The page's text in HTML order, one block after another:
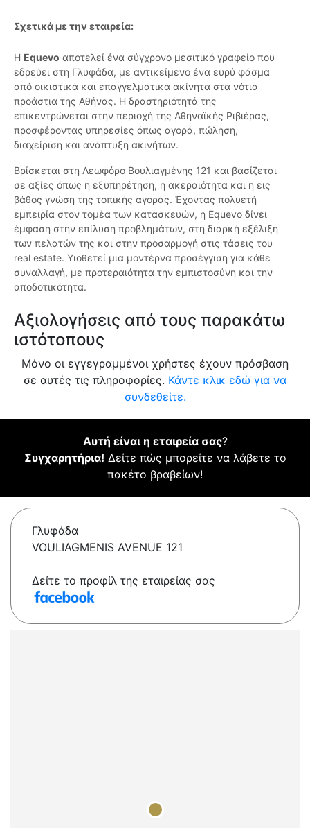
Σχετικά με την εταιρεία:
Η Εquevo αποτελεί ένα σύγχρονο μεσιτικό γραφείο που
εδρεύει στη Γλυφάδα, με αντικείμενο ένα ευρύ φάσμα
από οικιστικά και επαγγελματικά ακίνητα στα νότια
προάστια της Αθήνας. Η δραστηριότητά της
επικεντρώνεται στην περιοχή της Αθηναϊκής Ριβιέρας,
προσφέροντας υπηρεσίες όπως αγορά, πώληση,
διαχείριση και ανάπτυξη ακινήτων.
Βρίσκεται στη Λεωφόρο Βουλιαγμένης 121 και βασίζεται
σε αξίες όπως η εξυπηρέτηση, η ακεραιότητα και η εις
βάθος γνώση της τοπικής αγοράς. Έχοντας πολυετή
εμπειρία στον τομέα των κατασκευών, η Equevo δίνει
έμφαση στην επίλυση προβλημάτων, στη διαρκή εξέλιξη
των πελατών της και στην προσαρμογή στις τάσεις του
real estate. Υιοθετεί μια μοντέρνα προσέγγιση για κάθε
συναλλαγή, με προτεραιότητα την εμπιστοσύνη και την
αποδοτικότητα.
Αξιολογήσεις από τους παρακάτω
ιστότοπους
Μόνο οι εγγεγραμμένοι χρήστες έχουν πρόσβαση
σε αυτές τις πληροφορίες. Κάντε κλικ εδώ για να
συνδεθείτε.
Αυτή είναι η εταιρεία σας?
Συγχαρητήρια! Δείτε πώς μπορείτε να λάβετε το
πακέτο βραβείων!
Γλυφάδα
VOULIAGMENIS AVENUE 121
Δείτε το προφίλ της εταιρείας σας